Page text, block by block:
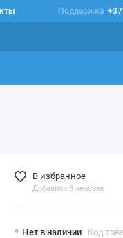
Поддержка
Нет в наличии Код
В избранное
Добавили 5 человек